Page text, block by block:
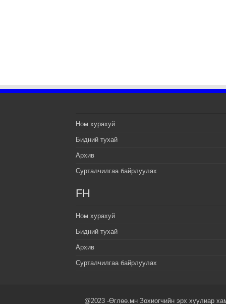
Ном хурахуй
Бидний тухай
Архив
Сурталчилгаа байрлуулах
FH
Ном хурахуй
Бидний тухай
Архив
Сурталчилгаа байрлуулах
@2023 -Өглөө.мн Зохиогчийн эрх хуулиар